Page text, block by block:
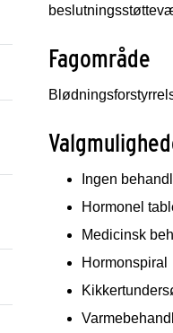
Fagområde
Ingen
Hormonel
Medicinsk
Hormonspiral